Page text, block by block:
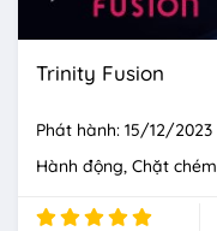
Trinity Fusion
Phát hành: 15/12/2023
Hành động Chặt chém